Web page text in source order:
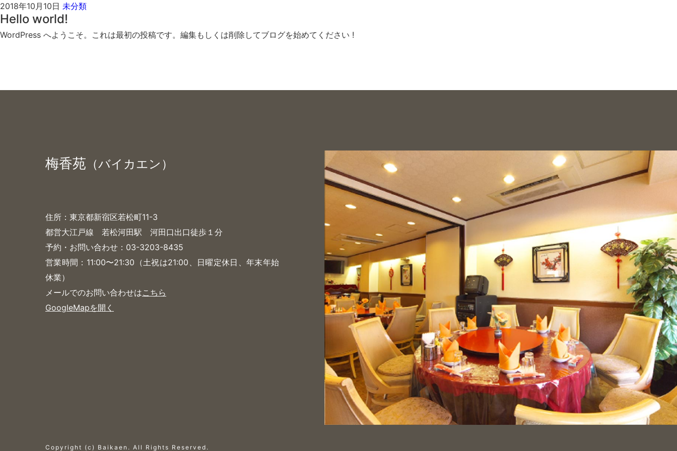
2018年10月10日 未分類
Hello world!
WordPress へようこそ。これは最初の投稿です。編集もしくは削除してブログを始めてください !
梅香苑 （バイカエン）
住所：東京都新宿区若松町11-3
都営大江戸線 若松河田駅 河田口出口徒歩１分
予約・お問い合わせ：03-3203-8435
営業時間：11:00〜21:30（土祝は21:00、日曜定休日、年末年始
休業）
メールでのお問い合わせはこちら
GoogleMapを開く
Copyright (c) Baikaen. All Rights Reserved.